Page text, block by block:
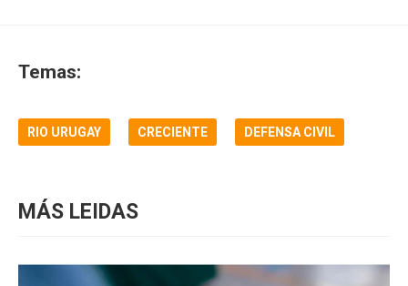
Temas:
RIO URUGAY CRECIENTE DEFENSA CIVIL
MÁS LEIDAS